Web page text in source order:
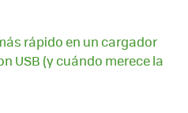
rápido en un cargador
USB (y cuándo merece la